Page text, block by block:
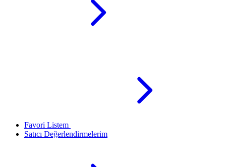
Favori Listem
Satıcı Değerlendirmelerim